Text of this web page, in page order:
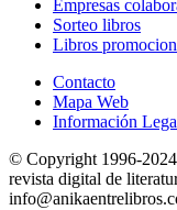
Empresas
Sorteo libros
Libros
Contacto
Mapa Web
Información
© Copyright 1996-
revista digital de